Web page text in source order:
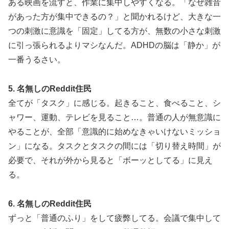
ある映画を流すと、作業に集中しやすくなる。「なぜ雑音
があった方が集中できるの？」と聞かれるけど、大きな一
つの刺激に意識を「固定」してる方が、無数の小さな刺激
に引っ張られるよりマシなんだ。ADHDの脳は「静か」が
一番うるさい。
5. 名無しのReddit住民
全てが「タスク」に感じる。起きること、食べること、シ
ャワー、運動、テレビを見ること…。普通の人が無意識に
やることが、全部「意識的に始めなきゃいけないミッショ
ン」になる。タスクとタスクの間には「切り替え時間」が
必要で、それが外から見ると「ボーッとしてる」に見え
る。
6. 名無しのReddit住民
ずっと「普通のふり」をして疲弊してる。会議で集中して